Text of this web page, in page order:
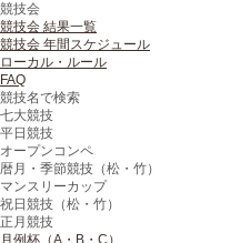
競技会
競技会 結果一覧
競技会 年間スケジュール
ローカル・ルール
FAQ
競技名で検索
七大競技
平日競技
オープンコンペ
暦月・季節競技（松・竹）
マンスリーカップ
祝日競技（松・竹）
正月競技
月例杯（A・B・C）